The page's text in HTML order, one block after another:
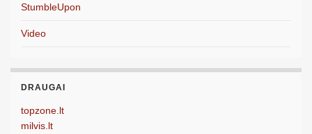
StumbleUpon
Video
DRAUGAI
topzone.lt
milvis.lt